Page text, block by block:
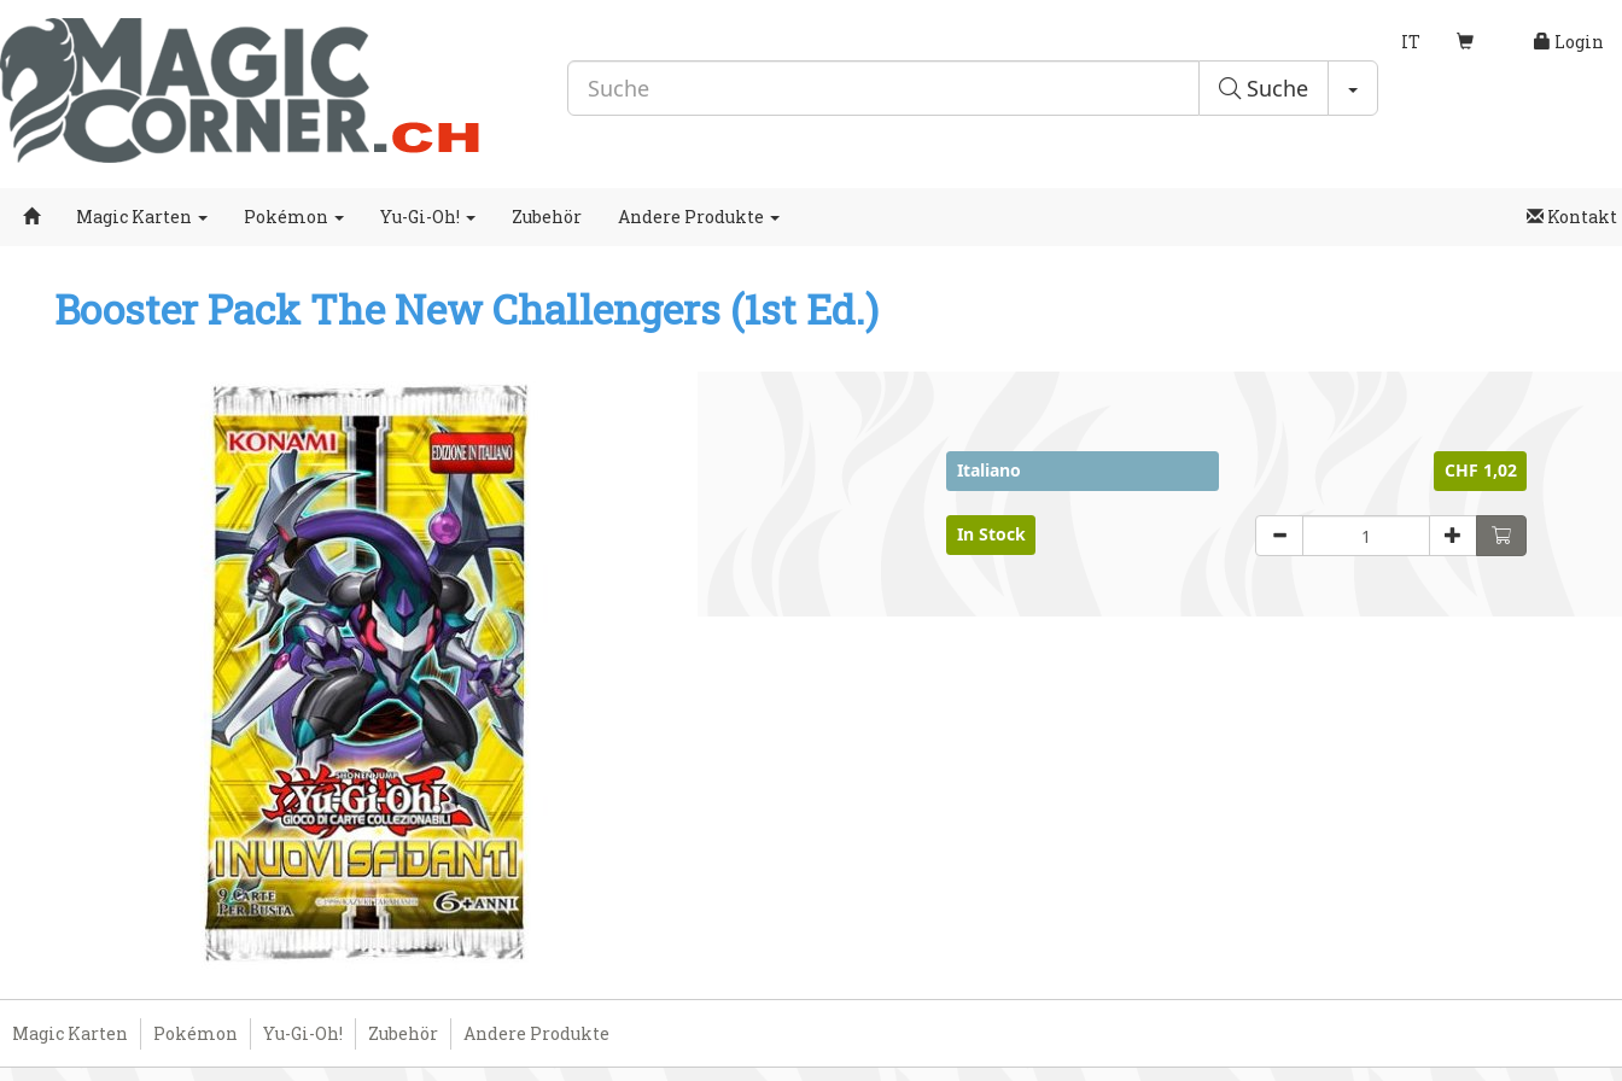
Suche Toggle Dropdown
IT Login
Magic Karten Pokémon Yu-Gi-Oh! Zubehör Andere Produkte Kontakt
Booster Pack The New Challengers (1st Ed.)
Italiano CHF 1,02
In Stock
Magic Karten Pokémon Yu-Gi-Oh! Zubehör Andere Produkte